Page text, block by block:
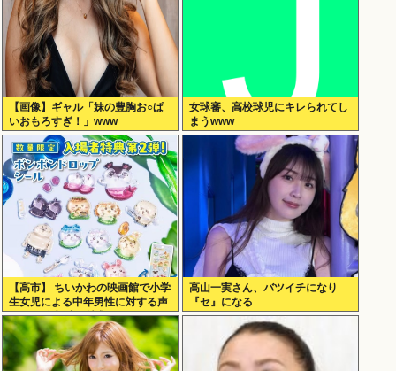
【画像】ギャル「妹の豊胸お○ぱ
いおもろすぎ！」www
女球審、高校球児にキレられてし
まうwww
【高市】 ちいかわの映画館で小学
生女児による中年男性に対する声
かけが発生 映画特典をおねだり
高山一実さん、バツイチになり
『セ』になる